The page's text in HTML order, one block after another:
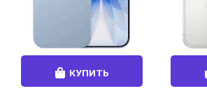
КУПИТЬ